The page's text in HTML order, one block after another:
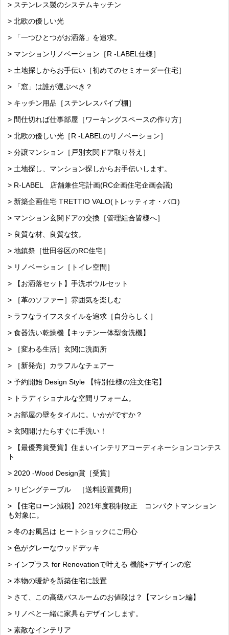
> ステンレス製のシステムキッチン
> 北欧の優しい光
> 「一つひとつがお洒落」を追求。
> マンションリノベーション［R -LABEL仕様］
> 土地探しからお手伝い［初めてのセミオーダー住宅］
> 「窓」は誰が選ぶべき？
> キッチン用品［ステンレスパイプ棚］
> 間仕切れば仕事部屋［ワーキングスペースの作り方］
> 北欧の優しい光［R -LABELのリノベーション］
> 分譲マンション［戸別玄関ドア取り替え］
> 土地探し、マンション探しからお手伝いします。
> R-LABEL 店舗兼住宅計画(RC企画住宅企画会議)
> 新築企画住宅 TRETTIO VALO(トレッティオ・バロ)
> マンション玄関ドアの交換［管理組合皆様へ］
> 良質な材、良質な技。
> 地鎮祭［世田谷区のRC住宅］
> リノベーション［トイレ空間］
> 【お洒落セット】手洗ボウルセット
> ［革のソファー］雰囲気を楽しむ
> ラフなライフスタイルを追求［自分らしく］
> 食器洗い乾燥機【キッチン一体型食洗機】
> ［変わる生活］玄関に洗面所
> ［新発売］カラフルなチェアー
> 予約開始 Design Style 【特別仕様の注文住宅】
> トラディショナルな空間リフォーム。
> お部屋の壁をタイルに。いかがですか？
> 玄関開けたらすぐに手洗い！
> 【最優秀賞受賞】住まいインテリアコーディネーションコンテス
ト
> 2020 -Wood Design賞［受賞］
> リビングテーブル ［送料設置費用］
> 【住宅ローン減税】2021年度税制改正 コンパクトマンション
も対象に。
> 冬のお風呂は ヒートショックにご用心
> 色がグレーなウッドデッキ
> インプラス for Renovationで叶える 機能+デザインの窓
> 本物の暖炉を新築住宅に設置
> さて、この高級バスルームのお値段は？【マンション編】
> リノベと一緒に家具もデザインします。
> 素敵なインテリア